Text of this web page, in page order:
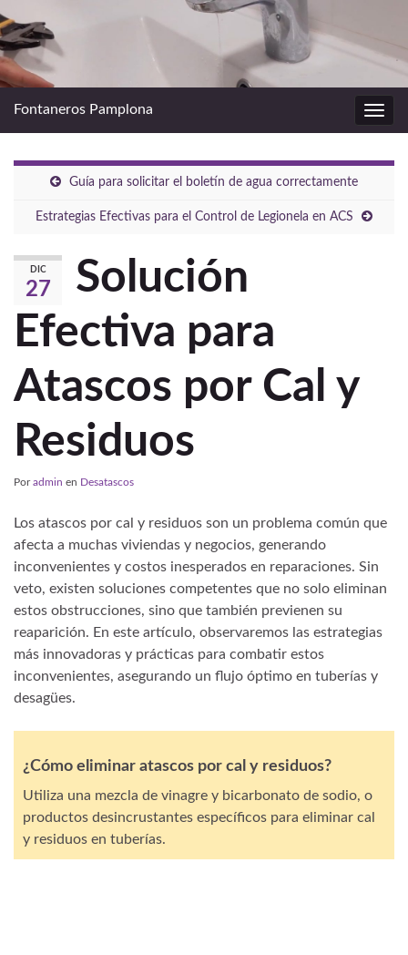
la
Fontaneros Pamplona
Guía para solicitar el boletín de agua correctamente
Estrategias Efectivas para el Control de Legionela en ACS
DIC
27
Solución
Efectiva para
Atascos por Cal y
Residuos
Poradmin en Desatascos
Los atascos por cal y residuos son un problema común que
afecta a muchas viviendas y negocios, generando
inconvenientes y costos inesperados en reparaciones. Sin
veto, existen soluciones competentes que no solo eliminan
estos obstrucciones, sino que también previenen su
reaparición. En este artículo, observaremos las estrategias
más innovadoras y prácticas para combatir estos
inconvenientes, asegurando un flujo óptimo en tuberías y
desagües.
¿Cómo eliminar atascos por cal y residuos?
Utiliza una mezcla de vinagre y bicarbonato de sodio, o
productos desincrustantes específicos para eliminar cal
y residuos en tuberías.